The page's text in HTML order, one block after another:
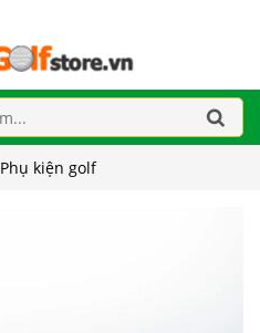
Phụ kiện golf